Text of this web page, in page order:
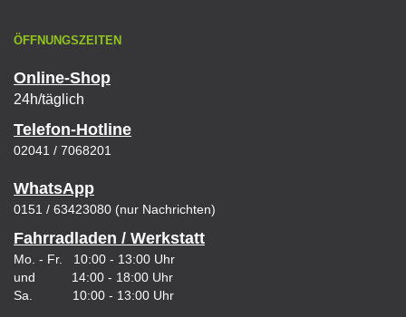
ÖFFNUNGSZEITEN
Online-Shop
24h/täglich
Telefon-Hotline
02041 / 7068201
WhatsApp
0151 / 63423080 (nur Nachrichten)
Fahrradladen / Werkstatt
Mo. - Fr. 10:00 - 13:00 Uhr
und 14:00 - 18:00 Uhr
Sa. 10:00 - 13:00 Uhr